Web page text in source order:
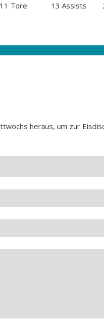
Thesen 11 Tore 13
heraus, um zur